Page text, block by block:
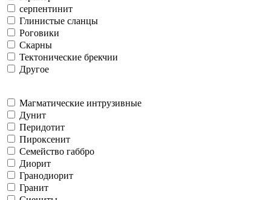
серпентинит
Глинистые сланцы
Роговики
Скарны
Тектонические брекчии
Другое
Магматические интрузивные
Дунит
Перидотит
Пироксенит
Семейство габбро
Диорит
Гранодиорит
Гранит